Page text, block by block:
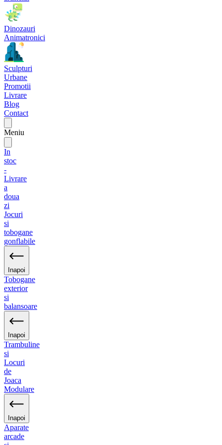
Dinozauri
Animatronici
Sculpturi
Urbane
Promotii
Livrare
Blog
Contact
Meniu
In
stoc
-
Livrare
a
doua
zi
Jocuri
si
tobogane
gonflabile
Inapoi
Tobogane
exterior
si
balansoare
Inapoi
Trambuline
si
Locuri
de
Joaca
Modulare
Inapoi
Aparate
arcade